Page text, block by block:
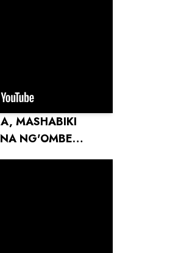
MASHABIKI
NG'OMBE